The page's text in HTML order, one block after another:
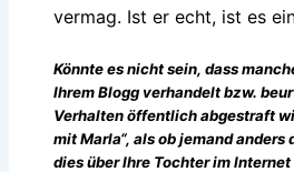
vermag. Ist er echt, ist es
Könnte es nicht sein, dass
Ihrem Blogg verhandelt bzw.
Verhalten öffentlich abgestraft
mit Marla“, als ob jemand
dies über Ihre Tochter im